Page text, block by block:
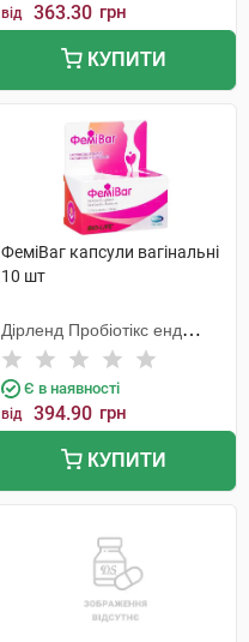
від 363.30 грн
КУПИТИ
ФеміВаг капсули вагінальні
10 шт
Дірленд Пробіотікс енд
Ензимс А/С
Є в наявності
від 394.90 грн
КУПИТИ